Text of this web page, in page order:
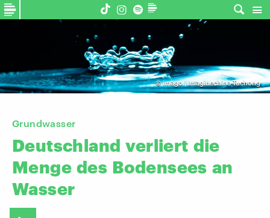
©imago | Imaginechina-Tuchong
Grundwasser
Deutschland verliert die
Menge des Bodensees an
Wasser